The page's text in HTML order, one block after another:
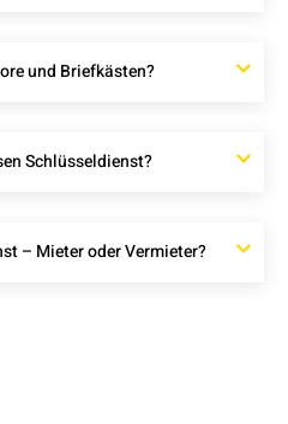
und Briefkästen?
Schlüsseldienst?
– Mieter oder Vermieter?